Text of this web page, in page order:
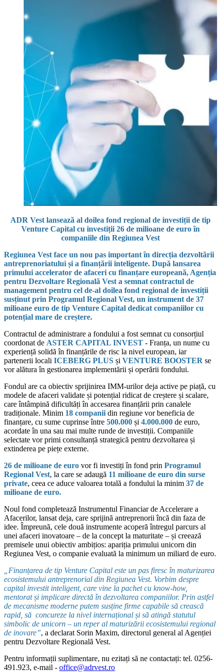
ADR Vest lansează al doilea fond regional de investiții de tip
Venture Capital cu investiții 26 de milioane de euro în
companiile din Regiunea Vest
Regiunea Vest face un nou pas important în direcția dezvoltării
antreprenoriatului și a finanțării inteligente. După lansarea
primului accelerator de afaceri cu finanțare europeană, Agenția
pentru Dezvoltare Regională Vest a semnat contractul de
management pentru cel de-al doilea fond regional de investiții
susținut prin Programul Regional Vest, un instrument de 37
milioane euro de tip Venture Capital dedicat companiilor cu
potențial mare de creștere.
Contractul de administrare a fondului a fost semnat cu consorțiul
coordonat de ASTER CAPITAL INVEST - Franța, un nume cu
experiență solidă în finanțările de risc la nivel european, iar
partenerii locali ICEBERG PLUS și VENTURE BOOSTER se
vor alătura în gestionarea implementării și operării fondului.
Fondul are ca obiectiv sprijinirea IMM-urilor deja active pe piață, cu
modele de afaceri validate și potențial ridicat de creștere și scalare,
care întâmpină dificultăți în accesarea finanțării prin canalele
tradiționale. Minim 18 companii din regiune vor beneficia de
finanțare, cu sume cuprinse între 500.000 și 4.000.000 de euro,
acordate în una sau mai multe runde de investiții. Companiile
selectate vor primi consultanță strategică pentru dezvoltarea și
extinderea pe piețe externe.
26 de milioane de euro vor fi investiți în fond prin Programul
Regional Vest, la care se adaugă 11 milioane de euro din surse
private, ceea ce aduce valoarea totală a fondului la minim 37 de
milioane de euro.
Noul fond completează Instrumentul Financiar de Accelerare a
Afacerilor, lansat deja, care sprijină antreprenorii încă din faza de
idee. Împreună, cele două instrumente acoperă întregul parcurs al
unei afaceri inovatoare – de la concept la maturitate – și creează
premisele unui obiectiv ambițios: apariția primului unicorn din
Regiunea Vest, o companie evaluată la minimum un miliard de euro.
„Finanțarea de tip Venture Capital este un pas firesc în maturizarea
ecosistemului antreprenorial din Regiunea Vest. Vorbim despre
capital investit inteligent, care vine la pachet cu know-how,
mentorat și implicare directă în dezvoltarea companiilor. Prin astfel
de mecanisme moderne putem susține firme capabile să crească
rapid, să concureze la nivel internațional și să atingă statutul
simbolic de unicorn – un reper al maturizării ecosistemului regional
de inovare”, a declarat Sorin Maxim, directorul general al Agenției
pentru Dezvoltare Regională Vest.
Pentru informații suplimentare, nu ezitați să ne contactați: tel. 0256-
491.923, e-mail - office@adrvest.ro